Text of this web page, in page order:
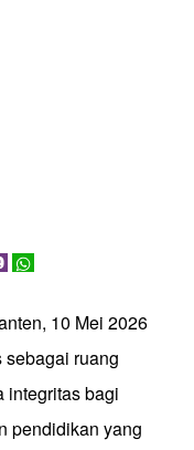
10 Mei 2026
ruang
integritas bagi
pendidikan yang